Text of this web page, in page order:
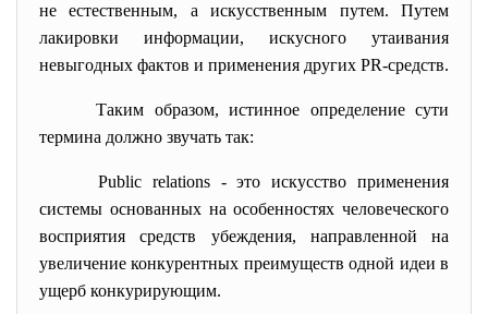
не естественным, а искусственным путем. Путем
лакировки информации, искусного утаивания
невыгодных фактов и применения других PR-средств.
Таким образом, истинное определение сути
термина должно звучать так:
Public relations - это искусство применения
системы основанных на особенностях человеческого
восприятия средств убеждения, направленной на
увеличение конкурентных преимуществ одной идеи в
ущерб конкурирующим.